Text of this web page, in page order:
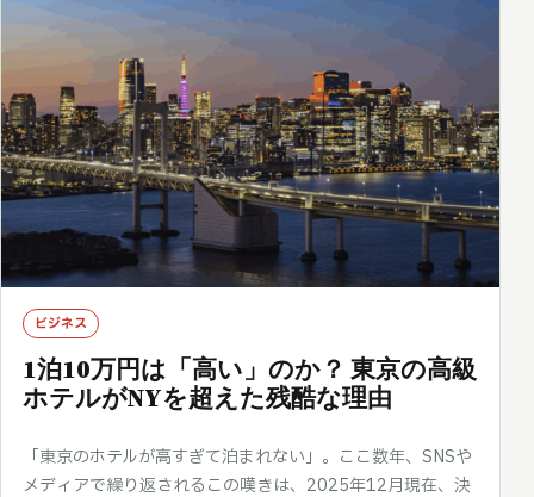
ビジネス
1泊10万円は「高い」のか？ 東京の高級
ホテルがNYを超えた残酷な理由
「東京のホテルが高すぎて泊まれない」。ここ数年、SNSや
メディアで繰り返されるこの嘆きは、2025年12月現在、決